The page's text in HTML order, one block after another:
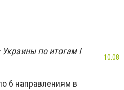
Украины по итогам I
6 направлениям в
10:08